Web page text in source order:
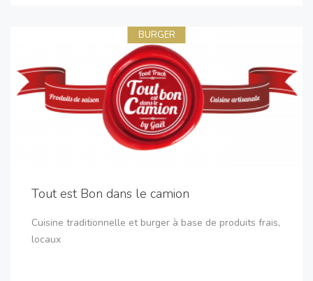
BURGER
Tout est Bon dans le camion
Cuisine traditionnelle et burger à base de produits frais,
locaux